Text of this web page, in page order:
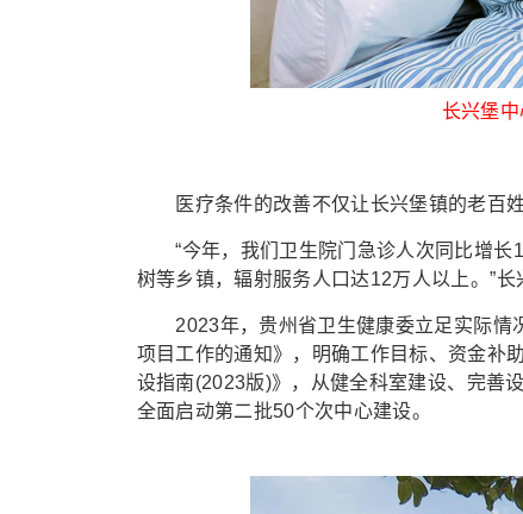
长兴堡
医疗条件的改善不仅让长兴堡镇的老百姓
“今年，我们卫生院门急诊人次同比增长
树等乡镇，辐射服务人口达12万人以上。”长
2023年，贵州省卫生健康委立足实际情
项目工作的通知》，明确工作目标、资金补
设指南(2023版)》，从健全科室建设、完善
全面启动第二批50个次中心建设。